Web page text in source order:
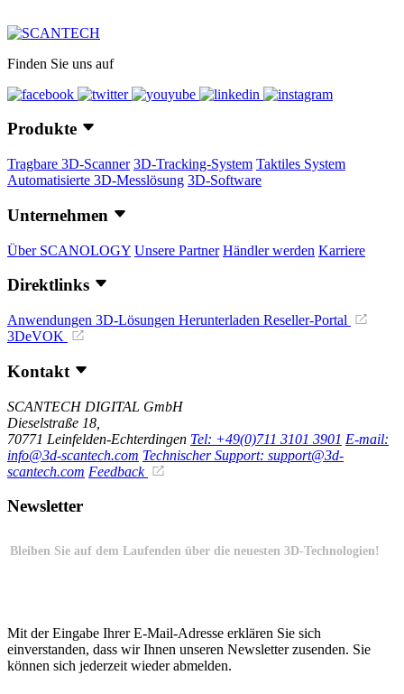
Finden Sie uns auf
Produkte
Tragbare 3D-Scanner 3D-Tracking-System Taktiles System
Automatisierte 3D-Messlösung 3D-Software
Unternehmen
Über SCANOLOGY Unsere Partner Händler werden Karriere
Direktlinks
Anwendungen 3D-Lösungen Herunterladen Reseller-Portal
3DeVOK
Kontakt
SCANTECH DIGITAL GmbH
Dieselstraße 18,
70771 Leinfelden-Echterdingen Tel: +49(0)711 3101 3901 E-mail:
info@3d-scantech.com Technischer Support: support@3d-
scantech.com Feedback
Newsletter